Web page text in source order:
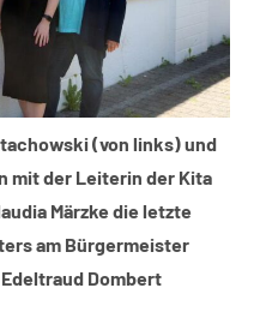
(von links) und
mit der Leiterin der Kita
Märzke die letzte
am Bürgermeister
Dombert